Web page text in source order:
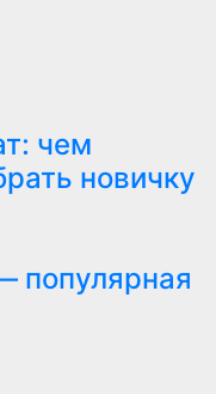
чем
новичку
популярная